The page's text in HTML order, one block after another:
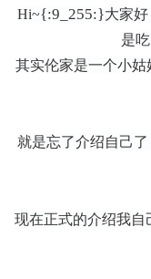
Hi~{:9_255:}大家
是
其实伦家是一个小姑
就是忘了介绍自己
现在正式的介绍我